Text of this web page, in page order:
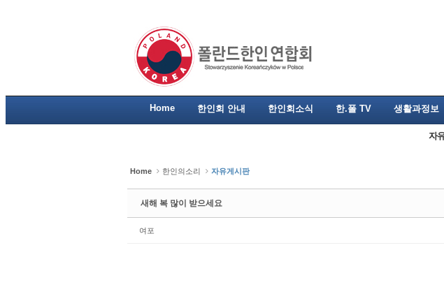
Home 한인회 안내 한인회소식 한.폴 TV 생활과정보
자
Home 한인의소리 자유게시판
새해 복 많이 받으세요
여포